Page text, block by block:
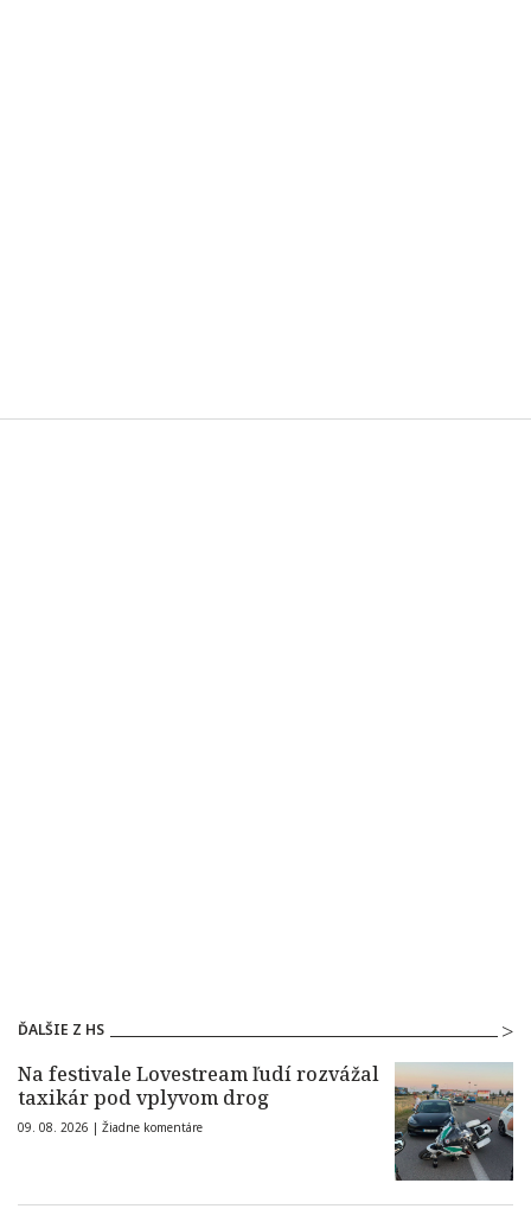
ĎALŠIE Z HS
Na festivale Lovestream ľudí rozvážal
taxikár pod vplyvom drog
09. 08. 2026 | Žiadne komentáre